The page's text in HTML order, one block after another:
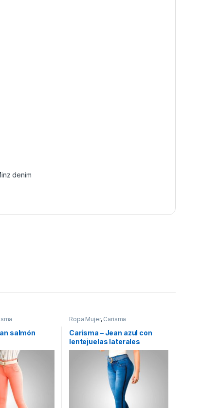
denim
salmón
Ropa Mujer, Carisma
Carisma – Jean azul con
lentejuelas laterales